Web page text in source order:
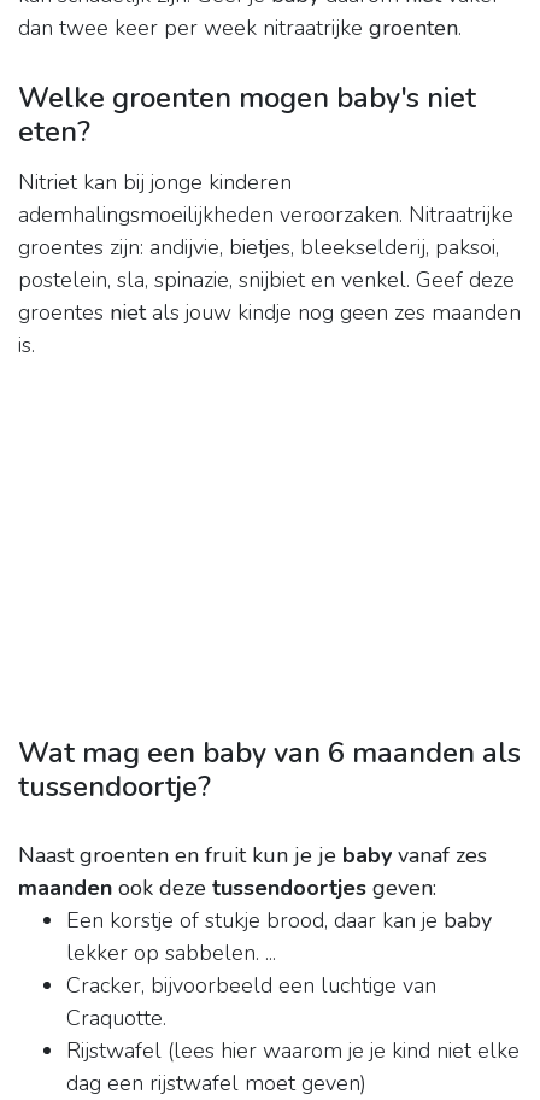
dan twee keer per week nitraatrijke groenten.
Welke groenten mogen baby's niet
eten?
Nitriet kan bij jonge kinderen
ademhalingsmoeilijkheden veroorzaken. Nitraatrijke
groentes zijn: andijvie, bietjes, bleekselderij, paksoi,
postelein, sla, spinazie, snijbiet en venkel. Geef deze
groentes nietals jouw kindje nog geen zes maanden
is.
Wat mag een baby van 6 maanden als
tussendoortje?
Naast groenten en fruit kun je je baby vanaf zes
maanden ook deze tussendoortjes geven:
Een korstje of stukje brood, daar kan je baby
lekker op sabbelen. ...
Cracker, bijvoorbeeld een luchtige van
Craquotte.
Rijstwafel (lees hier waarom je je kind niet elke
dag een rijstwafel moet geven)